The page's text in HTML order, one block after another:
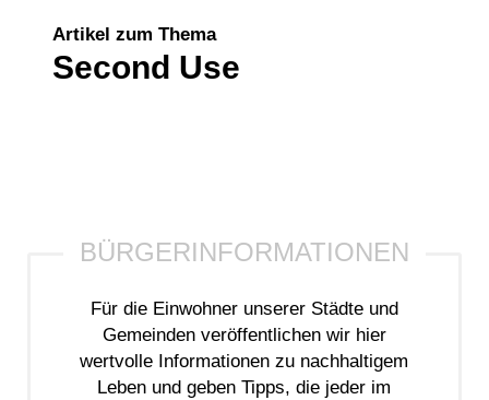
Artikel zum Thema
Second Use
Für die Einwohner unserer Städte und
Gemeinden veröffentlichen wir hier
wertvolle Informationen zu nachhaltigem
Leben und geben Tipps, die jeder im